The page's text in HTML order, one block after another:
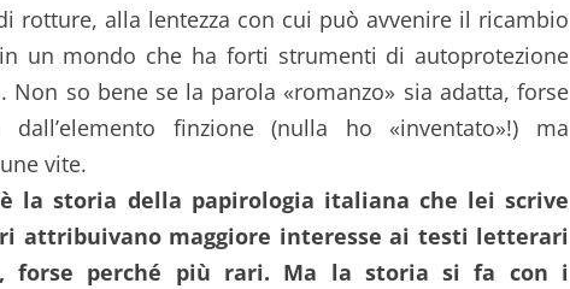
rotture, alla lentezza con cui può avvenire il ricambio
un mondo che ha forti strumenti di autoprotezione
Non so bene se la parola «romanzo» sia adatta, forse
finzione (nulla ho «inventato»!) ma
vite.
la storia della papirologia italiana che lei scrive
attribuivano maggiore interesse ai testi letterari
forse perché più rari. Ma la storia si fa con i